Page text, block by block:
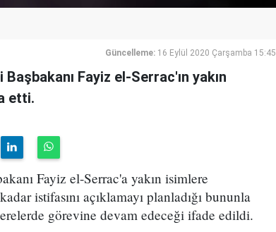
Güncelleme: 16 Eylül 2020 Çarşamba 15:45
Fayiz el-Serrac'ın yakın
etti.
Fayiz el-Serrac'a yakın isimlere
istifasını açıklamayı planladığı bununla
görevine devam edeceği ifade edildi.